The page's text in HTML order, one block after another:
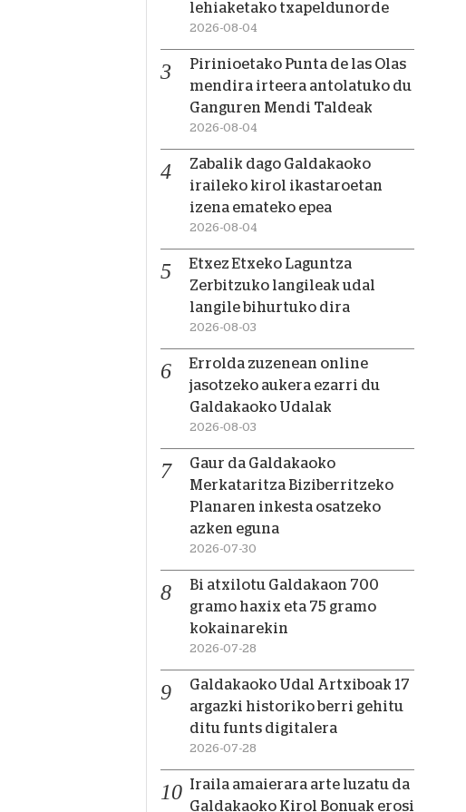
lehiaketako txapeldunorde
2026-08-04
Pirinioetako Punta de las Olas
mendira irteera antolatuko du
Ganguren Mendi Taldeak
2026-08-04
Zabalik dago Galdakaoko
iraileko kirol ikastaroetan
izena emateko epea
2026-08-04
Etxez Etxeko Laguntza
Zerbitzuko langileak udal
langile bihurtuko dira
2026-08-03
Errolda zuzenean online
jasotzeko aukera ezarri du
Galdakaoko Udalak
2026-08-03
Gaur da Galdakaoko
Merkataritza Biziberritzeko
Planaren inkesta osatzeko
azken eguna
2026-07-30
Bi atxilotu Galdakaon 700
gramo haxix eta 75 gramo
kokainarekin
2026-07-28
Galdakaoko Udal Artxiboak 17
argazki historiko berri gehitu
ditu funts digitalera
2026-07-28
Iraila amaierara arte luzatu da
Galdakaoko Kirol Bonuak erosi